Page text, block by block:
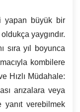
yapan büyük bir
yaygındır.
sıra yıl boyunca
kombilere
Hızlı Müdahale:
arızalara veya
yanıt verebilmek